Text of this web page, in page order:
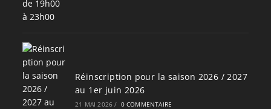
Réinscription pour la saison 2026 / 2027
au 1er juin 2026
21 MAI 2026 / 0 COMMENTAIRE